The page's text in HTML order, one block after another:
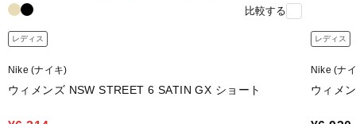
比較する
レディス
Nike (ナイキ)
ウィメンズ NSW STREET 6 SATIN GX ショート
レディス
Nike (ナ
ウィメ